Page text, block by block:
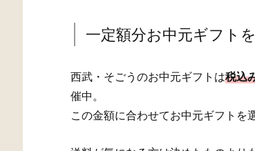
一定額分お中元ギフト
西武・そごうのお中元ギフトは税込
催中。
この金額に合わせてお中元ギフトを